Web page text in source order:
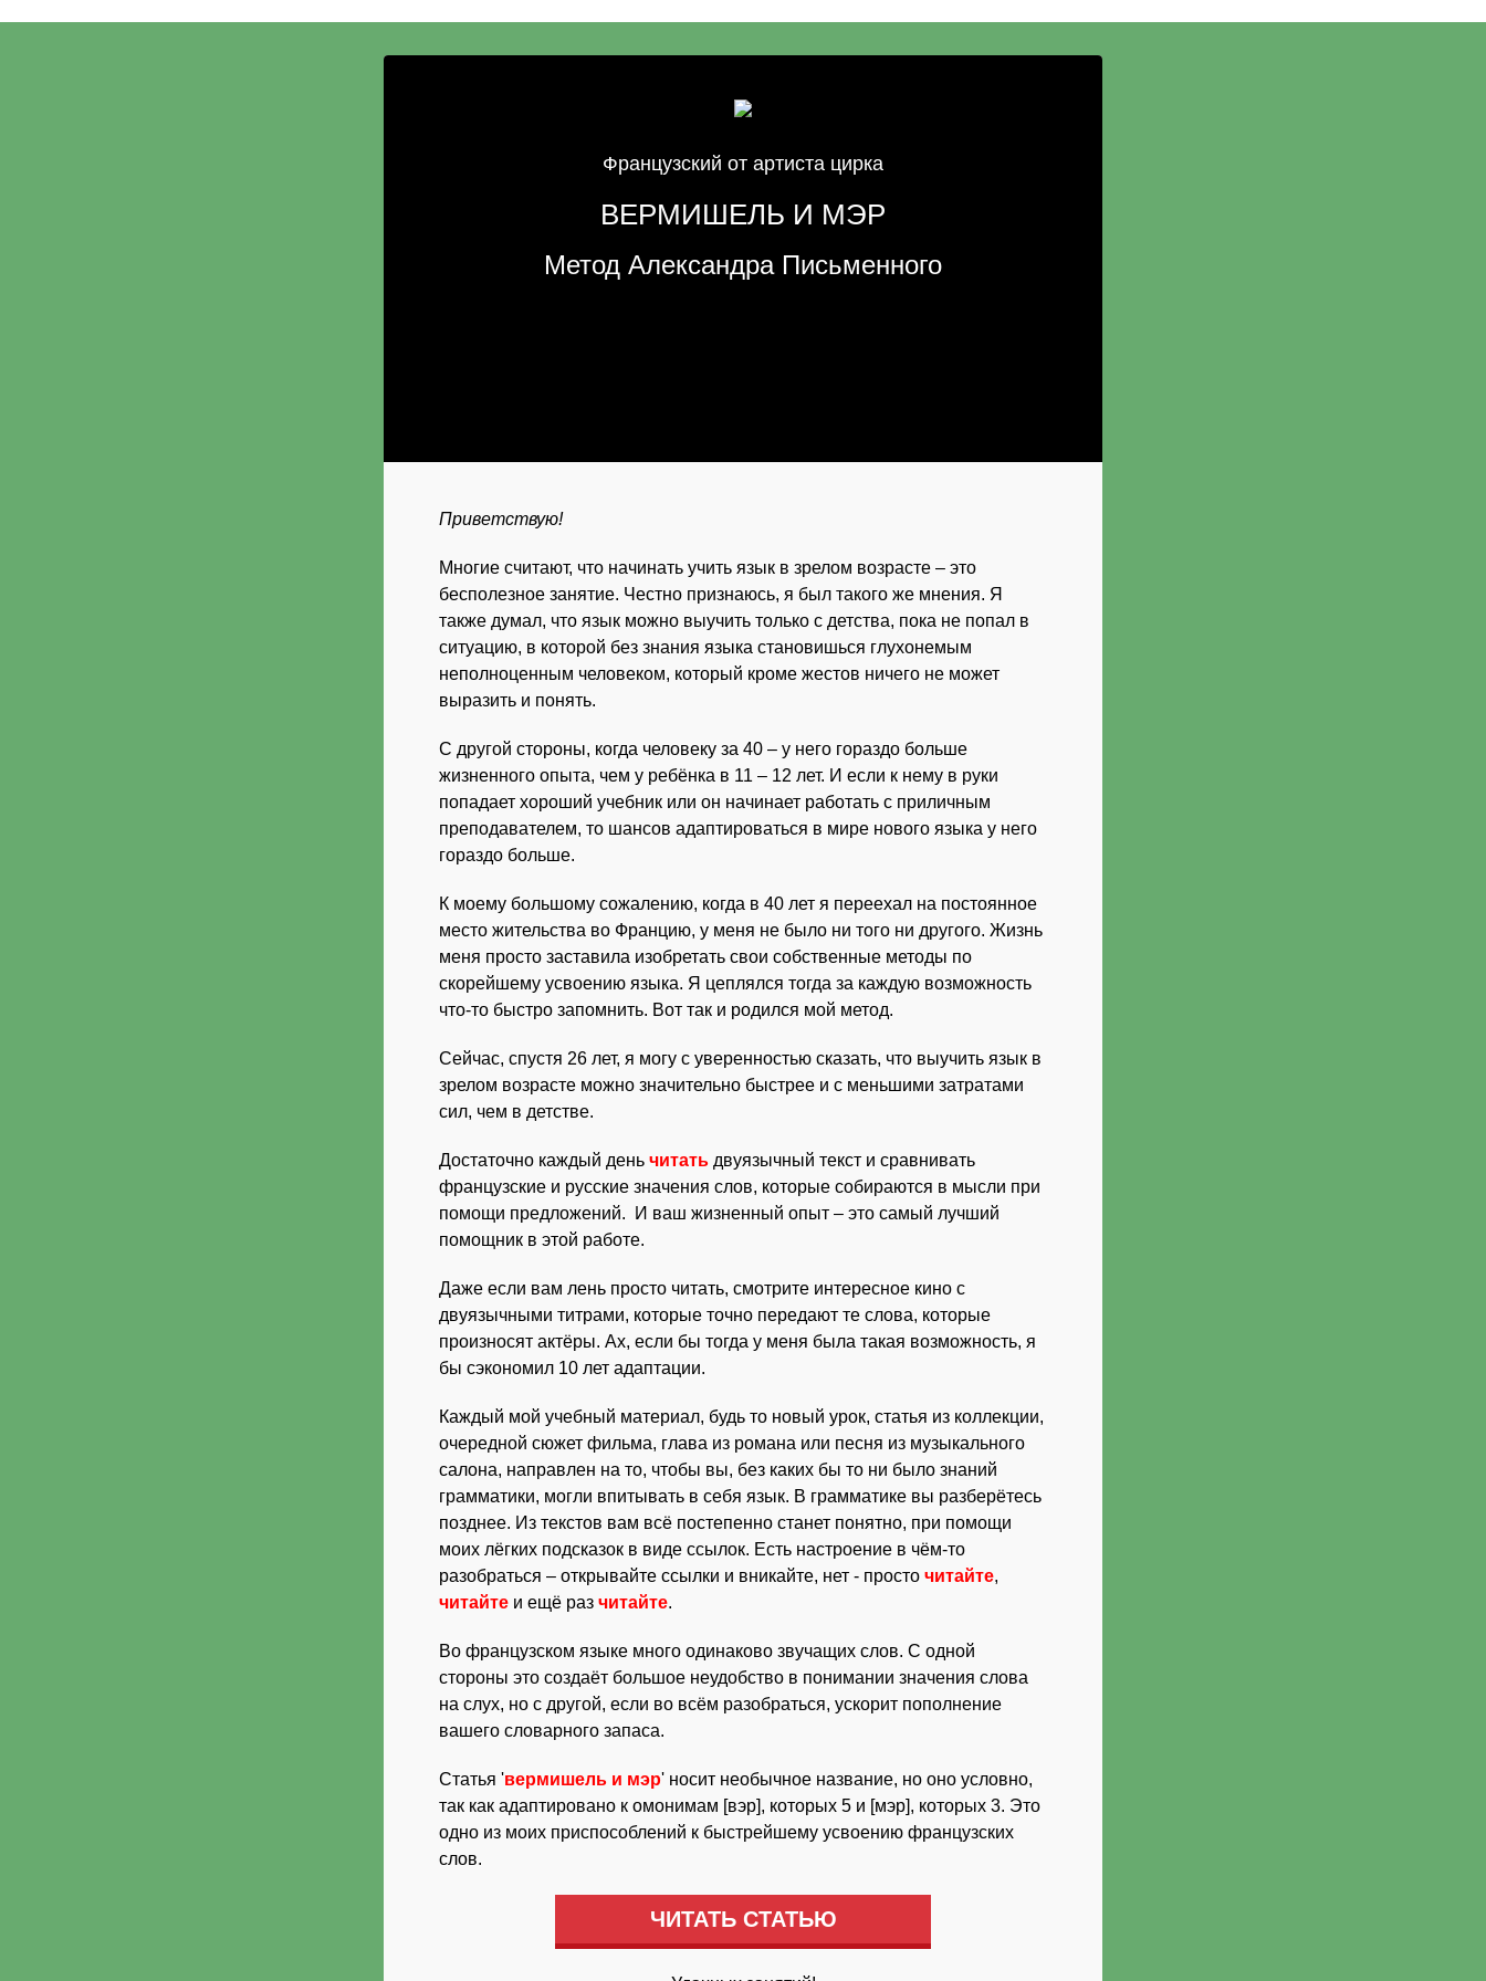
Французский от артиста цирка
ВЕРМИШЕЛЬ И МЭР
Метод Александра Письменного
Приветствую!
Многие считают, что начинать учить язык в зрелом возрасте – это
бесполезное занятие. Честно признаюсь, я был такого же мнения. Я
также думал, что язык можно выучить только с детства, пока не попал в
ситуацию, в которой без знания языка становишься глухонемым
неполноценным человеком, который кроме жестов ничего не может
выразить и понять.
С другой стороны, когда человеку за 40 – у него гораздо больше
жизненного опыта, чем у ребёнка в 11 – 12 лет. И если к нему в руки
попадает хороший учебник или он начинает работать с приличным
преподавателем, то шансов адаптироваться в мире нового языка у него
гораздо больше.
К моему большому сожалению, когда в 40 лет я переехал на постоянное
место жительства во Францию, у меня не было ни того ни другого. Жизнь
меня просто заставила изобретать свои собственные методы по
скорейшему усвоению языка. Я цеплялся тогда за каждую возможность
что-то быстро запомнить. Вот так и родился мой метод.
Сейчас, спустя 26 лет, я могу с уверенностью сказать, что выучить язык в
зрелом возрасте можно значительно быстрее и с меньшими затратами
сил, чем в детстве.
Достаточно каждый день читать двуязычный текст и сравнивать
французские и русские значения слов, которые собираются в мысли при
помощи предложений. И ваш жизненный опыт – это самый лучший
помощник в этой работе.
Даже если вам лень просто читать, смотрите интересное кино с
двуязычными титрами, которые точно передают те слова, которые
произносят актёры. Ах, если бы тогда у меня была такая возможность, я
бы сэкономил 10 лет адаптации.
Каждый мой учебный материал, будь то новый урок, статья из коллекции,
очередной сюжет фильма, глава из романа или песня из музыкального
салона, направлен на то, чтобы вы, без каких бы то ни было знаний
грамматики, могли впитывать в себя язык. В грамматике вы разберётесь
позднее. Из текстов вам всё постепенно станет понятно, при помощи
моих лёгких подсказок в виде ссылок. Есть настроение в чём-то
разобраться – открывайте ссылки и вникайте, нет - просто читайте,
читайте и ещё раз читайте.
Во французском языке много одинаково звучащих слов. С одной
стороны это создаёт большое неудобство в понимании значения слова
на слух, но с другой, если во всём разобраться, ускорит пополнение
вашего словарного запаса.
Статья 'вермишель и мэр' носит необычное название, но оно условно,
так как адаптировано к омонимам [вэр], которых 5 и [мэр], которых 3. Это
одно из моих приспособлений к быстрейшему усвоению французских
слов.
ЧИТАТЬ СТАТЬЮ